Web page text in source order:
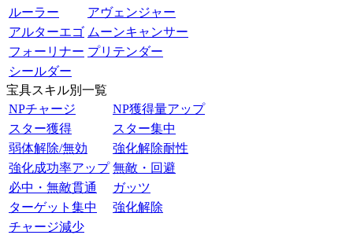
ルーラー
アヴェンジャー
アルターエゴ ムーンキャンサー
フォーリナー プリテンダー
シールダー
宝具スキル別一覧
NPチャージ
NP獲得量アップ
スター獲得
スター集中
弱体解除/無効
強化解除耐性
強化成功率アップ 無敵・回避
必中・無敵貫通
ガッツ
ターゲット集中
強化解除
チャージ減少